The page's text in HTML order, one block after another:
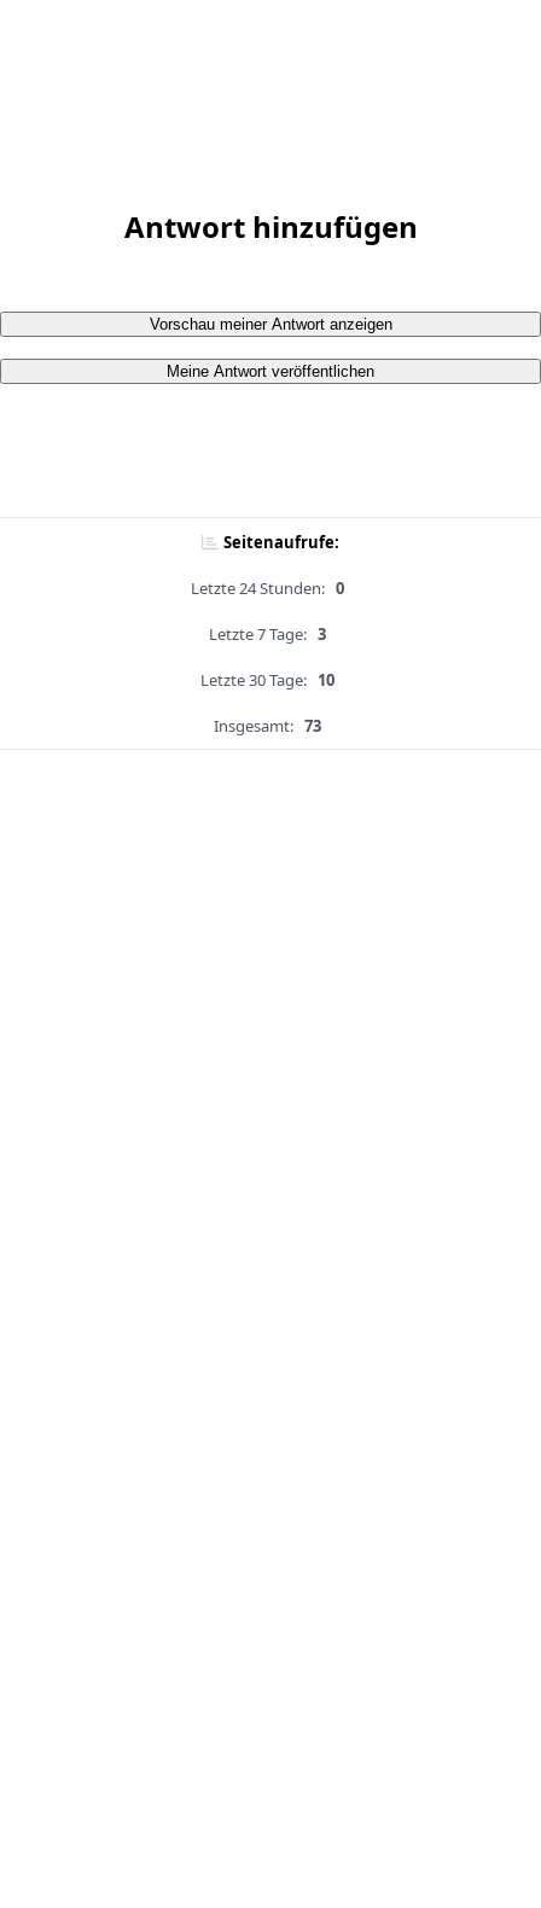
Antwort hinzufügen
Vorschau meiner Antwort anzeigen
Meine Antwort veröffentlichen
Seitenaufrufe:
Letzte 24 Stunden: 0
Letzte 7 Tage: 3
Letzte 30 Tage: 10
Insgesamt: 73